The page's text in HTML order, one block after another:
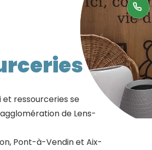
ressourceries se
de Lens-
Pont-à-Vendin et Aix-
0 800 596 000